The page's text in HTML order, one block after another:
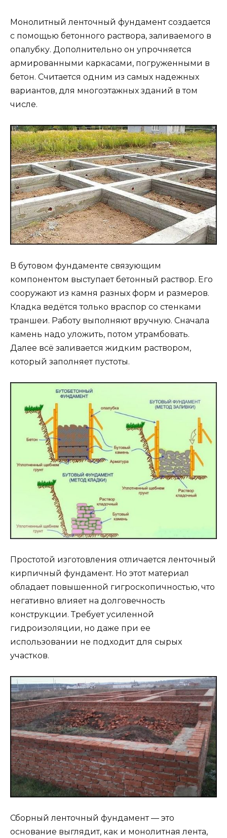
Монолитный ленточный фундамент создается
с помощью бетонного раствора, заливаемого в
опалубку. Дополнительно он упрочняется
армированными каркасами, погруженными в
бетон. Считается одним из самых надежных
вариантов, для многоэтажных зданий в том
числе.
В бутовом фундаменте связующим
компонентом выступает бетонный раствор. Его
сооружают из камня разных форм и размеров.
Кладка ведётся только враспор со стенками
траншеи. Работу выполняют вручную. Сначала
камень надо уложить, потом утрамбовать.
Далее всё заливается жидким раствором,
который заполняет пустоты.
Простотой изготовления отличается ленточный
кирпичный фундамент. Но этот материал
обладает повышенной гигроскопичностью, что
негативно влияет на долговечность
конструкции. Требует усиленной
гидроизоляции, но даже при ее
использовании не подходит для сырых
участков.
Сборный ленточный фундамент — это
основание выглядит, как и монолитная лента,